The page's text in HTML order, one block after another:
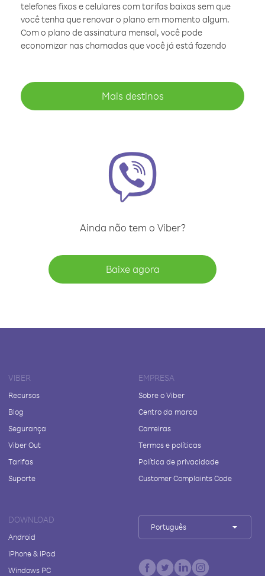
telefones fixos e celulares com tarifas baixas sem que
você tenha que renovar o plano em momento algum.
Com o plano de assinatura mensal, você pode
economizar nas chamadas que você já está fazendo
Mais destinos
Ainda não tem o Viber?
Baixe agora
VIBER
Recursos
Blog
Segurança
Viber Out
Tarifas
Suporte
EMPRESA
Sobre o Viber
Centro da marca
Carreiras
Termos e políticas
Política de privacidade
Customer Complaints Code
DOWNLOAD
Android
iPhone & iPad
Windows PC
Português